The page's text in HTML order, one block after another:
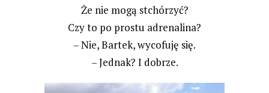
Że nie mogą stchórzyć?
Czy to po prostu adrenalina?
– Nie, Bartek, wycofuję się.
– Jednak? I dobrze.